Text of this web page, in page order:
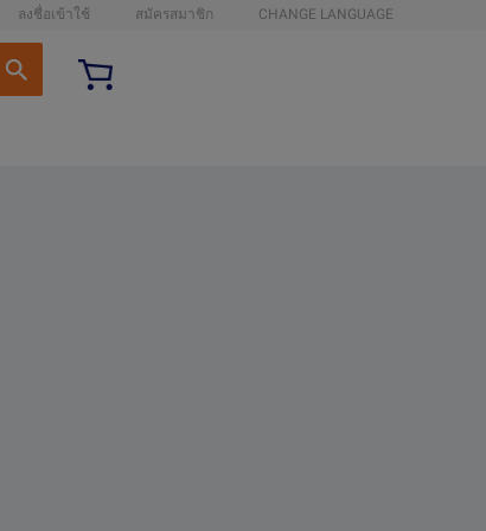
ลงชื่อเข้าใช้ สมัครสมาชิก CHANGE LANGUAGE